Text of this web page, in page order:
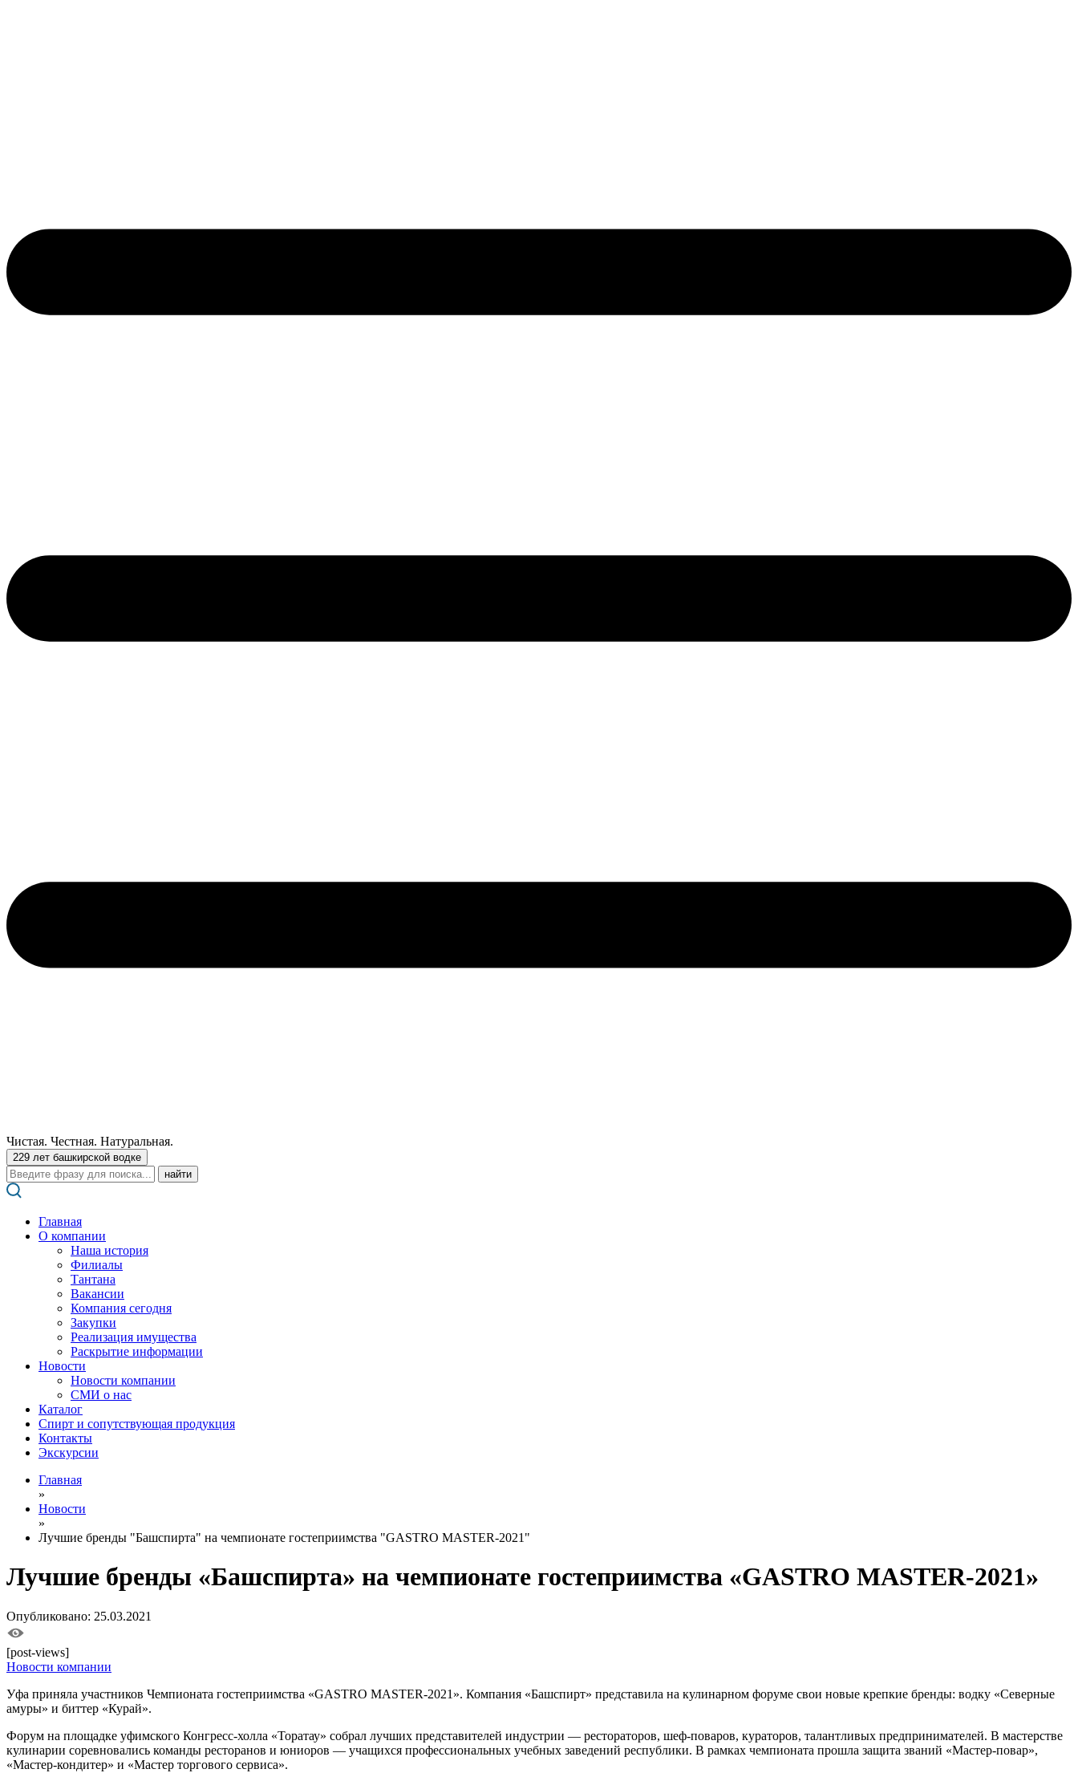
Чистая. Честная. Натуральная.
229 лет башкирской водке
Поиск:
Главная
О компании
Наша история
Филиалы
Тантана
Вакансии
Компания сегодня
Закупки
Реализация имущества
Раскрытие информации
Новости
Новости компании
СМИ о нас
Каталог
Спирт и сопутствующая продукция
Контакты
Экскурсии
Главная
»
Новости
»
Лучшие бренды "Башспирта" на чемпионате гостеприимства "GASTRO MASTER-2021"
Лучшие бренды «Башспирта» на чемпионате гостеприимства «GASTRO MASTER-2021»
Опубликовано: 25.03.2021
[post-views]
Новости компании
Уфа приняла участников Чемпионата гостеприимства «GASTRO MASTER-2021». Компания «Башспирт» представила на кулинарном форуме свои новые крепкие бренды: водку «Северные
амуры» и биттер «Курай».
Форум на площадке уфимского Конгресс-холла «Торатау» собрал лучших представителей индустрии — рестораторов, шеф-поваров, кураторов, талантливых предпринимателей. В мастерстве
кулинарии соревновались команды ресторанов и юниоров — учащихся профессиональных учебных заведений республики. В рамках чемпионата прошла защита званий «Мастер-повар»,
«Мастер-кондитер» и «Мастер торгового сервиса».